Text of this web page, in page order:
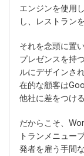
エンジンを使用
し、レストラン
それを念頭に置
プレゼンスを持
ルにデザインさ
在的な顧客は
他社に差をつけ
だからこそ、
トランメニュー
発者を雇う手間